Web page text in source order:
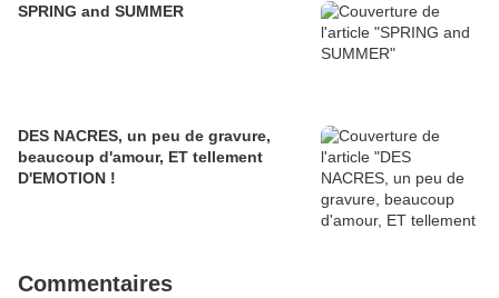
SPRING and SUMMER
DES NACRES, un peu de gravure,
beaucoup d'amour, ET tellement
D'EMOTION !
Commentaires